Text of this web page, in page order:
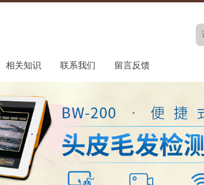
相关知识 联系我们 留言反馈